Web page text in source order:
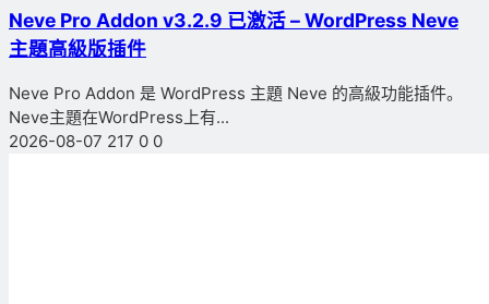
Neve Pro Addon v3.2.9 已激活 – WordPress Neve
主題高級版插件
Neve Pro Addon 是 WordPress 主題 Neve 的高級功能插件。
Neve主題在WordPress上有...
2026-08-07 217 0 0